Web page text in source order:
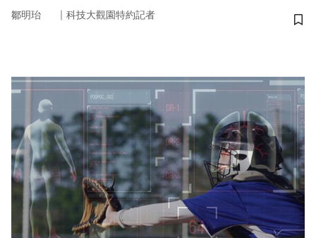
鄒明珆 ｜ 科技大觀園特約記者
儲